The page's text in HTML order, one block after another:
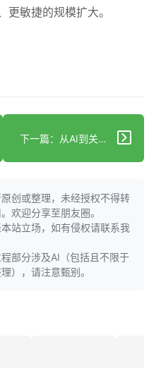
更敏捷的规模扩大。
下一篇：从AI到关税：2025年教给医疗保健与制药行业的未来启示
创或整理，未经授权不得转
欢迎分享至朋友圈。
站立场，如有侵权请联系我
部分涉及AI（包括且不限于
），请注意甄别。